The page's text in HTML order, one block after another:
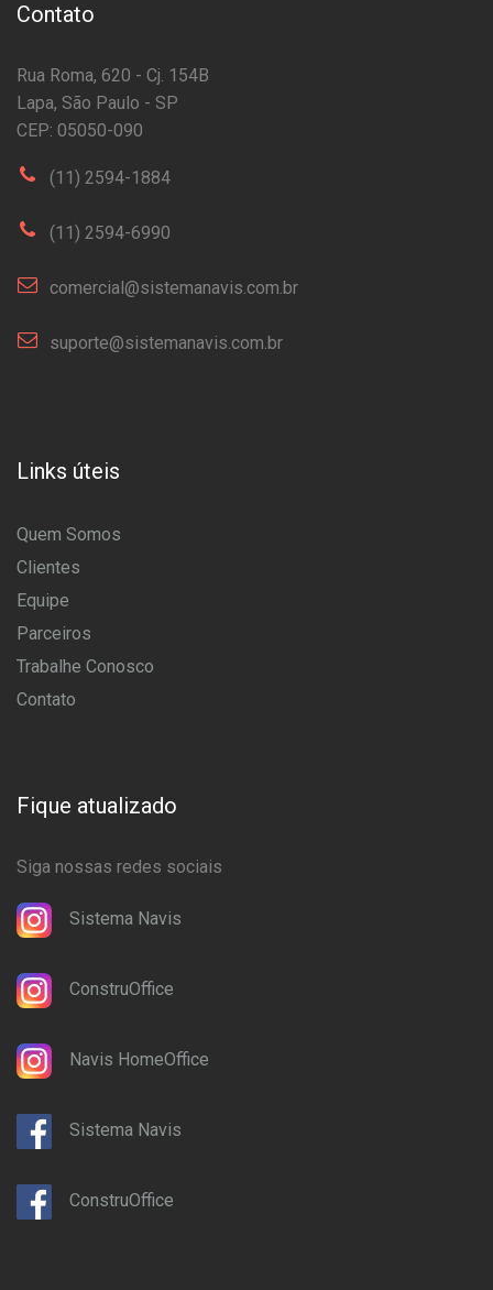
Contato
Rua Roma, 620 - Cj. 154B
Lapa, São Paulo - SP
CEP: 05050-090
(11) 2594-1884
(11) 2594-6990
comercial@sistemanavis.com.br
suporte@sistemanavis.com.br
Links úteis
Quem Somos
Clientes
Equipe
Parceiros
Trabalhe Conosco
Contato
Fique atualizado
Siga nossas redes sociais
Sistema Navis
ConstruOffice
Navis HomeOffice
Sistema Navis
ConstruOffice